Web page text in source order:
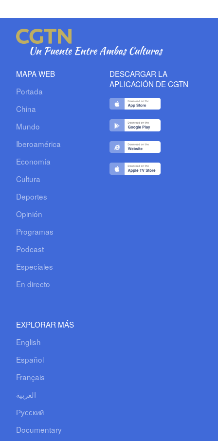
MAPA WEB
Portada
China
Mundo
Iberoamérica
Economía
Cultura
Deportes
Opinión
Programas
Podcast
Especiales
En directo
EXPLORAR MÁS
English
Español
Français
العربية
Русский
Documentary
DESCARGAR LA
APLICACIÓN DE CGTN